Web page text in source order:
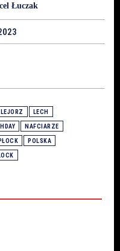
Łuczak
LECH
NAFCIARZE
PŁOCK POLSKA